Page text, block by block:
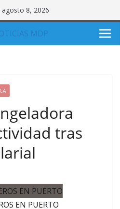
agosto 8, 2026
tras
EN PUERTO